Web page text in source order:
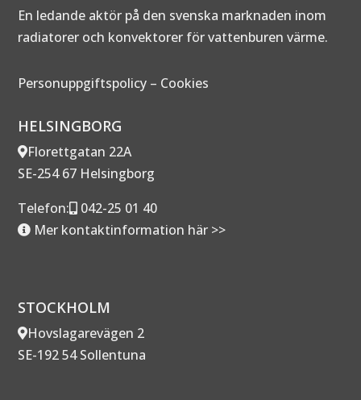
En ledande aktör på den svenska marknaden inom
radiatorer och konvektorer för vattenburen värme.
Personuppgiftspolicy – Cookies
HELSINGBORG
Florettgatan 22A
SE-254 67 Helsingborg
Telefon:
042-25 01 40
Mer kontaktinformation här >>
STOCKHOLM
Hovslagarevägen 2
SE-192 54 Sollentuna